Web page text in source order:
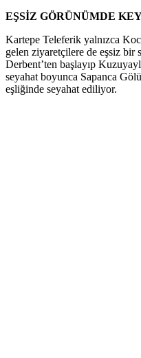
EŞSİZ GÖRÜNÜMDE
Kartepe Teleferik yalnızca
gelen ziyaretçilere de eşsiz bir
Derbent’ten başlayıp
seyahat boyunca Sapanca
eşliğinde seyahat ediliyor.